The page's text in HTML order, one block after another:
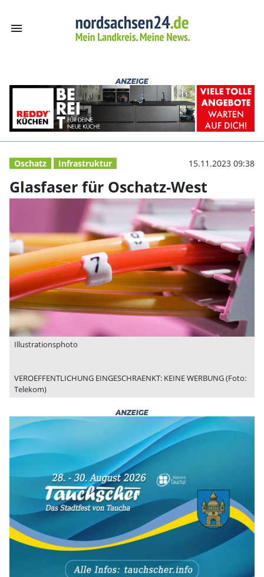
menu Glasfaser für
Oschatz Infrastruktur 15.11.2023 09:38
Glasfaser für Oschatz-West
Illustrationsphoto
VEROEFFENTLICHUNG EINGESCHRAENKT: KEINE WERBUNG (Foto:
Telekom)